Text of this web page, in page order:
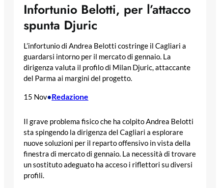
Infortunio Belotti, per l’attacco
spunta Djuric
L’infortunio di Andrea Belotti costringe il Cagliari a
guardarsi intorno per il mercato di gennaio. La
dirigenza valuta il profilo di Milan Djuric, attaccante
del Parma ai margini del progetto.
15 Nov•Redazione
Il grave problema fisico che ha colpito Andrea Belotti
sta spingendo la dirigenza del Cagliari a esplorare
nuove soluzioni per il reparto offensivo in vista della
finestra di mercato di gennaio. La necessità di trovare
un sostituto adeguato ha acceso i riflettori su diversi
profili.